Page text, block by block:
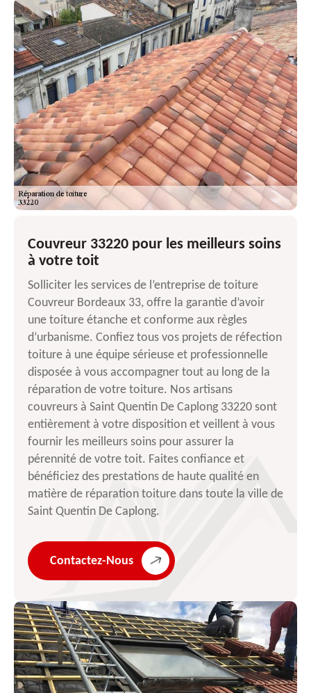
Couvreur 33220 pour les meilleurs soins
à votre toit
Solliciter les services de l’entreprise de toiture
Couvreur Bordeaux 33, offre la garantie d’avoir
une toiture étanche et conforme aux règles
d’urbanisme. Confiez tous vos projets de réfection
toiture à une équipe sérieuse et professionnelle
disposée à vous accompagner tout au long de la
réparation de votre toiture. Nos artisans
couvreurs à Saint Quentin De Caplong 33220 sont
entièrement à votre disposition et veillent à vous
fournir les meilleurs soins pour assurer la
pérennité de votre toit. Faites confiance et
bénéficiez des prestations de haute qualité en
matière de réparation toiture dans toute la ville de
Saint Quentin De Caplong.
Contactez-Nous